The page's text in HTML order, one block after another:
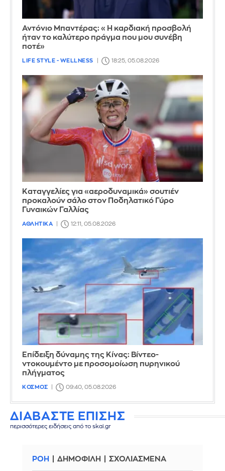
Αντόνιο Μπαντέρας: «Η καρδιακή προσβολή
ήταν το καλύτερο πράγμα που μου συνέβη
ποτέ»
LIFE STYLE - WELLNESS 18:25, 05.08.2026
Καταγγελίες για «αεροδυναμικά» σουτιέν
προκαλούν σάλο στον Ποδηλατικό Γύρο
Γυναικών Γαλλίας
ΑΘΛΗΤΙΚΑ 12:11, 05.08.2026
Επίδειξη δύναμης της Κίνας: Βίντεο-
ντοκουμέντο με προσομοίωση πυρηνικού
πλήγματος
ΚΟΣΜΟΣ 09:40, 05.08.2026
ΔΙΑΒΑΣΤΕ ΕΠΙΣΗΣ
περισσότερες ειδήσεις από το skai.gr
ΡΟΗ ΔΗΜΟΦΙΛΗ ΣΧΟΛΙΑΣΜΕΝΑ